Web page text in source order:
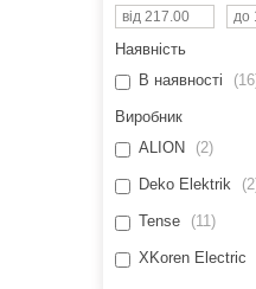
Наявність
В наявності
16
Виробник
ALION
2
Deko Elektrik 2
Tense 11
XKoren Electric